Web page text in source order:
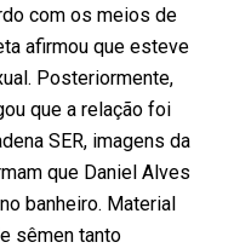
com os meios de
afirmou que esteve
Posteriormente,
que a relação foi
SER, imagens da
que Daniel Alves
banheiro. Material
sêmen tanto